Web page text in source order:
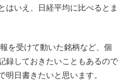
はいえ、日経平均に比べるとま
を受けて動いた銘柄など、個
録しておきたいこともあるので
明日書きたいと思います。